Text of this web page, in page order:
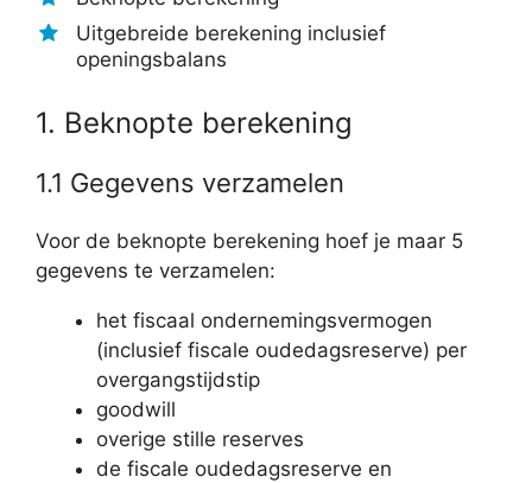
Uitgebreide berekening inclusief
openingsbalans
1. Beknopte berekening
1.1 Gegevens verzamelen
Voor de beknopte berekening hoef je maar 5
gegevens te verzamelen:
het fiscaal ondernemingsvermogen
(inclusief fiscale oudedagsreserve) per
overgangstijdstip
goodwill
overige stille reserves
de fiscale oudedagsreserve en